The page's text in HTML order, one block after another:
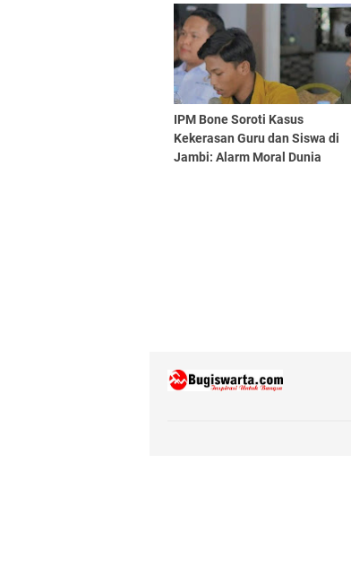
IPM Bone Soroti Kasus
Kekerasan Guru dan Siswa di
Jambi: Alarm Moral Dunia